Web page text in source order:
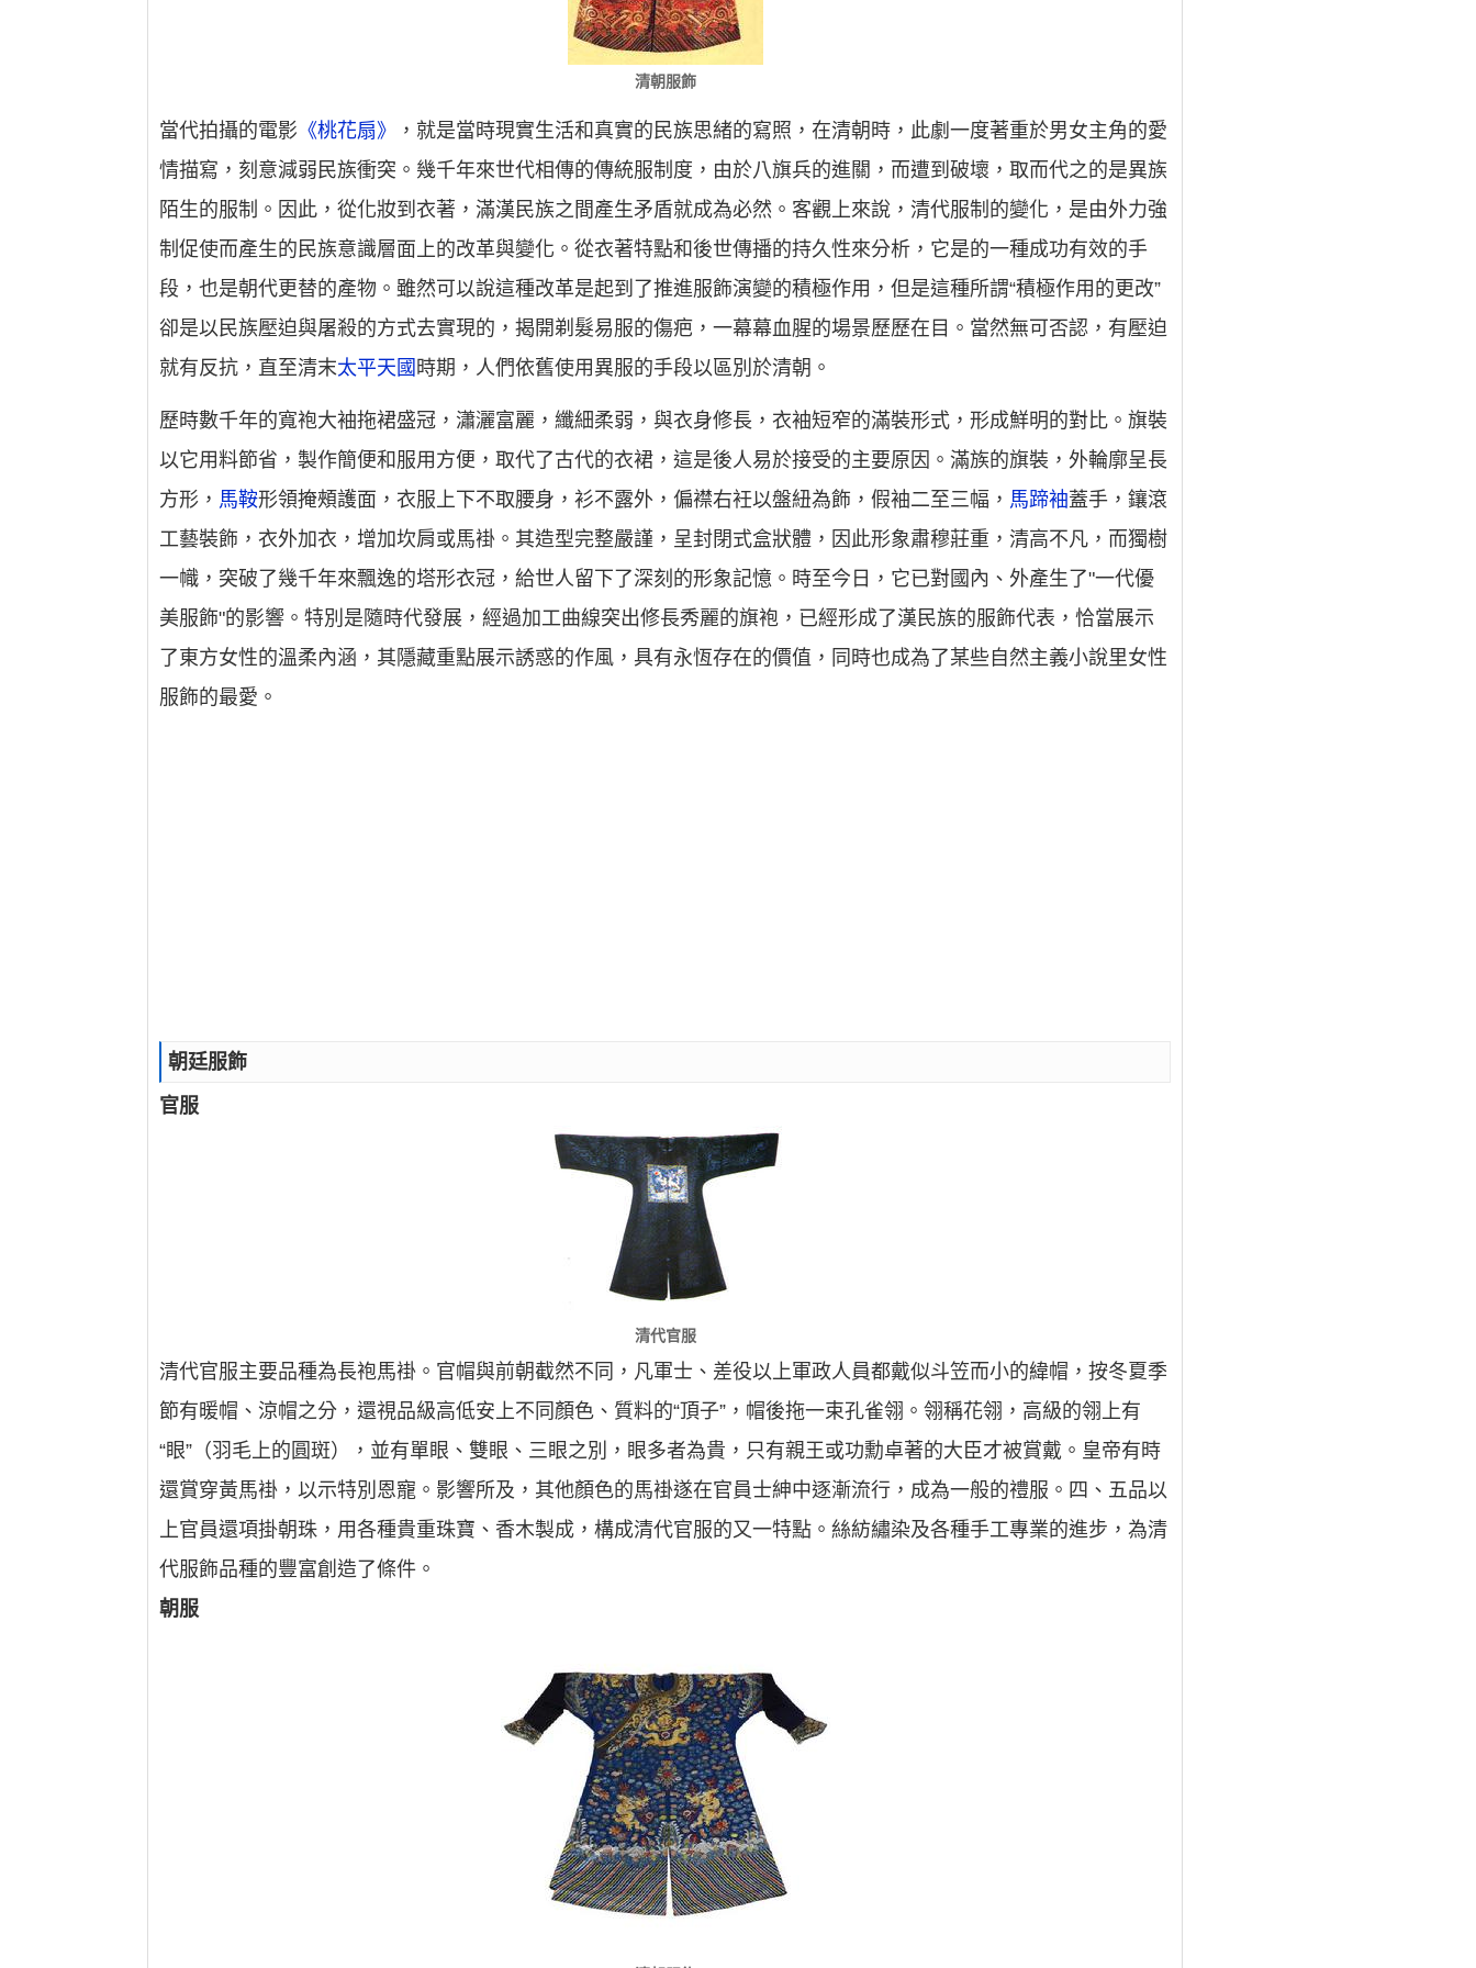
清朝服飾
當代拍攝的電影 《桃花扇》
，就是當時現實生活和真實的民族思緒的寫照，在清朝時，此劇一度著重於男女主角的愛
情描寫，刻意減弱民族衝突。幾千年來世代相傳的傳統服制度，由於八旗兵的進關，而遭到破壞，取而代之的是異族
陌生的服制。因此，從化妝到衣著，滿漢民族之間產生矛盾就成為必然。客觀上來說，清代服制的變化，是由外力強
制促使而產生的民族意識層面上的改革與變化。從衣著特點和後世傳播的持久性來分析，它是的一種成功有效的手
段，也是朝代更替的產物。雖然可以說這種改革是起到了推進服飾演變的積極作用，但是這種所謂“積極作用的更改”
卻是以民族壓迫與屠殺的方式去實現的，揭開剃髮易服的傷疤，一幕幕血腥的場景歷歷在目。當然無可否認，有壓迫
就有反抗，直至清末太平天國 時期，人們依舊使用異服的手段以區別於清朝。
歷時數千年的寬袍大袖拖裙盛冠，瀟灑富麗，纖細柔弱，與衣身修長，衣袖短窄的滿裝形式，形成鮮明的對比。旗裝
以它用料節省，製作簡便和服用方便，取代了古代的衣裙，這是後人易於接受的主要原因。滿族的旗裝，外輪廓呈長
方形， 馬鞍形領掩頰護面，衣服上下不取腰身，衫不露外，偏襟右衽以盤紐為飾，假袖二至三幅， 馬蹄袖蓋手，鑲滾
工藝裝飾，衣外加衣，增加坎肩或馬褂。其造型完整嚴謹，呈封閉式盒狀體，因此形象肅穆莊重，清高不凡，而獨樹
一幟，突破了幾千年來飄逸的塔形衣冠，給世人留下了深刻的形象記憶。時至今日，它已對國內、外產生了"一代優
美服飾"的影響。特別是隨時代發展，經過加工曲線突出修長秀麗的旗袍，已經形成了漢民族的服飾代表，恰當展示
了東方女性的溫柔內涵，其隱藏重點展示誘惑的作風，具有永恆存在的價值，同時也成為了某些自然主義小說里女性
服飾的最愛。
朝廷服飾
官服
清代官服
清代官服主要品種為長袍馬褂。官帽與前朝截然不同，凡軍士、差役以上軍政人員都戴似斗笠而小的緯帽，按冬夏季
節有暖帽、涼帽之分，還視品級高低安上不同顏色、質料的“頂子”，帽後拖一束孔雀翎。翎稱花翎，高級的翎上有
“眼”（羽毛上的圓斑），並有單眼、雙眼、三眼之別，眼多者為貴，只有親王或功勳卓著的大臣才被賞戴。皇帝有時
還賞穿黃馬褂，以示特別恩寵。影響所及，其他顏色的馬褂遂在官員士紳中逐漸流行，成為一般的禮服。四、五品以
上官員還項掛朝珠，用各種貴重珠寶、香木製成，構成清代官服的又一特點。絲紡繡染及各種手工專業的進步，為清
代服飾品種的豐富創造了條件。
朝服